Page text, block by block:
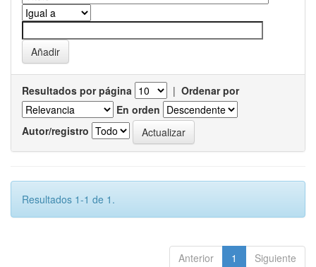
Resultados por página | Ordenar por
En orden
Autor/registro
Resultados 1-1 de 1.
Anterior 1 Siguiente